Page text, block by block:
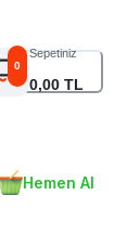
0
Sepetiniz
0,00 TL
Hemen Al